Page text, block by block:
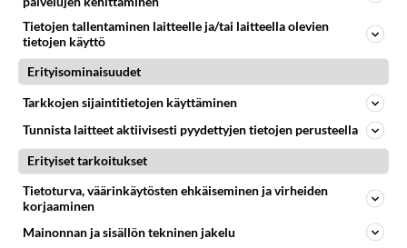
Tiesitkö? Martina Aitolehden
isäpuoli on tämä suosittu
laulaja
Luetuimmat: Aarne Pelkonen
yhdessä - Tätä moni jo odotti
Danny, 83, teki yllättävän
teon - Missä on 25-vuotias
Helmi Loukasmäki?
Tietojen tallentaminen laitteelle ja/tai laitteella olevien
tietojen käyttö
Erityisominaisuudet
Tarkkojen sijaintitietojen käyttäminen
Tunnista laitteet aktiivisesti pyydettyjen tietojen perusteella
Erityiset tarkoitukset
Tietoturva, väärinkäytösten ehkäiseminen ja virheiden
korjaaminen
Mainonnan ja sisällön tekninen jakelu